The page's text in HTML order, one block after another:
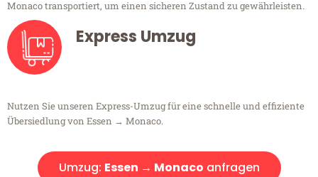
Monaco transportiert, um einen sicheren Zustand zu gewährleisten.
Express Umzug
Nutzen Sie unseren Express-Umzug für eine schnelle und effiziente
Übersiedlung von Essen → Monaco.
Umzug: Essen → Monaco anfragen